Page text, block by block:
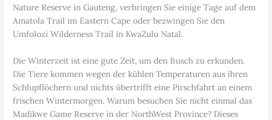
Nature Reserve in Gauteng, verbringen Sie einige Tage auf dem
Amatola Trail im Eastern Cape oder bezwingen Sie den
Umfolozi Wilderness Trail in KwaZulu Natal.
Die Winterzeit ist eine gute Zeit, um den Busch zu erkunden.
Die Tiere kommen wegen der kühlen Temperaturen aus ihren
Schlupflöchern und nichts übertrifft eine Pirschfahrt an einem
frischen Wintermorgen. Warum besuchen Sie nicht einmal das
Madikwe Game Reserve in der NorthWest Province? Dieses